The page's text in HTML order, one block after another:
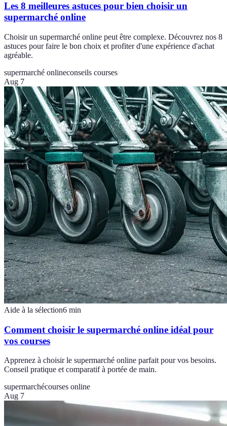
Les 8 meilleures astuces pour bien choisir un
supermarché online
Choisir un supermarché online peut être complexe. Découvrez nos 8
astuces pour faire le bon choix et profiter d'une expérience d'achat
agréable.
supermarché onlineconseils courses
Aug 7
Aide à la sélection6 min
Comment choisir le supermarché online idéal pour
vos courses
Apprenez à choisir le supermarché online parfait pour vos besoins.
Conseil pratique et comparatif à portée de main.
supermarchécourses online
Aug 7